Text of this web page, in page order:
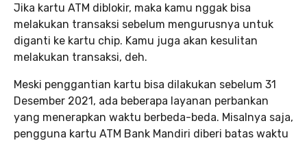
Jika kartu ATM diblokir, maka kamu nggak bisa
melakukan transaksi sebelum mengurusnya untuk
diganti ke kartu chip. Kamu juga akan kesulitan
melakukan transaksi, deh.
Meski penggantian kartu bisa dilakukan sebelum 31
Desember 2021, ada beberapa layanan perbankan
yang menerapkan waktu berbeda-beda. Misalnya saja,
pengguna kartu ATM Bank Mandiri diberi batas waktu